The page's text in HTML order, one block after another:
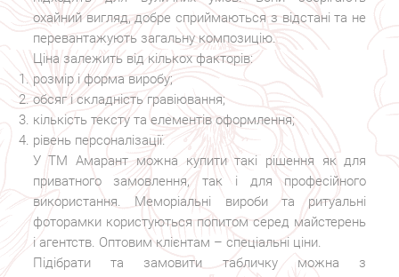
охайний вигляд, добре сприймаються з відстані та не
перевантажують загальну композицію.
Ціна залежить від кількох факторів:
розмір і форма виробу;
обсяг і складність гравіювання;
кількість тексту та елементів оформлення;
рівень персоналізації.
У ТМ Амарант можна купити такі рішення як для
приватного замовлення, так і для професійного
використання. Меморіальні вироби та ритуальні
фоторамки користуються попитом серед майстерень
і агентств. Оптовим клієнтам – спеціальні ціни.
Підібрати та замовити табличку можна з